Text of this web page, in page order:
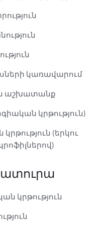
կառավարում
աշխատանք
կրթություն)
(երկու
կրթություն